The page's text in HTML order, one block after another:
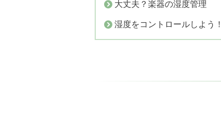
大丈夫？楽器の湿度管理
湿度をコントロールしよう